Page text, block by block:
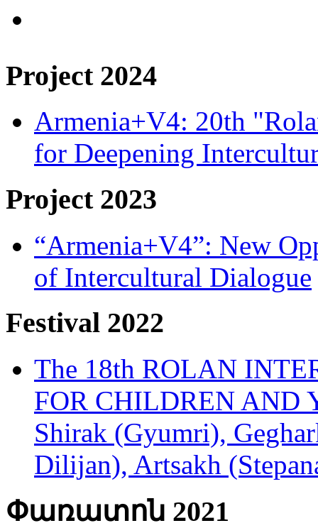
Project 2024
Armenia+V4: 20th
for Deepening
Project 2023
“Armenia+V4”: New
of Intercultural Dialogue
Festival 2022
The 18th ROLAN
FOR CHILDREN AND
Shirak (Gyumri),
Dilijan), Artsakh
Փառատոն 2021